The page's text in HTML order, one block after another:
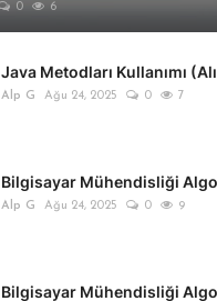
0 6
Java Metodları Kullanımı
Alp G Ağu 24, 2025 0 7
Bilgisayar Mühendisliği
Alp G Ağu 24, 2025 0 9
Bilgisayar Mühendisliği